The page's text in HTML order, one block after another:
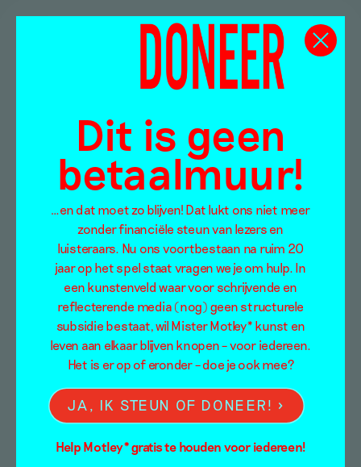
Dit is geen
betaalmuur!
…en dat moet zo blijven! Dat lukt ons niet meer
zonder financiële steun van lezers en
luisteraars. Nu ons voortbestaan na ruim 20
jaar op het spel staat vragen we je om hulp. In
een kunstenveld waar voor schrijvende en
reflecterende media (nog) geen structurele
subsidie bestaat, wil Mister Motley* kunst en
leven aan elkaar blijven knopen – voor iedereen.
Het is er op of eronder – doe je ook mee?
JA, IK STEUN OF DONEER!
Help Motley* gratis te houden voor iedereen!